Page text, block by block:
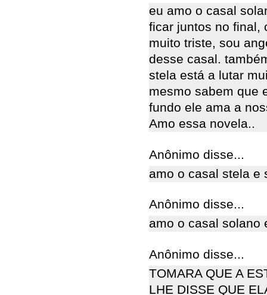
eu amo o casal
ficar juntos no final,
muito triste, sou
desse casal.
stela está a lutar
mesmo sabem que
fundo ele ama a
Amo essa novela..
Anônimo disse...
amo o casal stela e
Anônimo disse...
amo o casal solano
Anônimo disse...
TOMARA QUE A
LHE DISSE QUE